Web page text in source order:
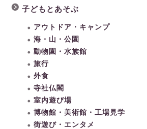
子どもとあそぶ
アウトドア・キャンプ
海・山・公園
動物園・水族館
旅行
外食
寺社仏閣
室内遊び場
博物館・美術館・工場見学
街遊び・エンタメ